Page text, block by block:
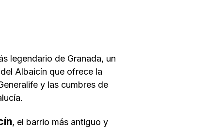
legendario de Granada, un
Albaicín que ofrece la
y las cumbres de
, el barrio más antiguo y